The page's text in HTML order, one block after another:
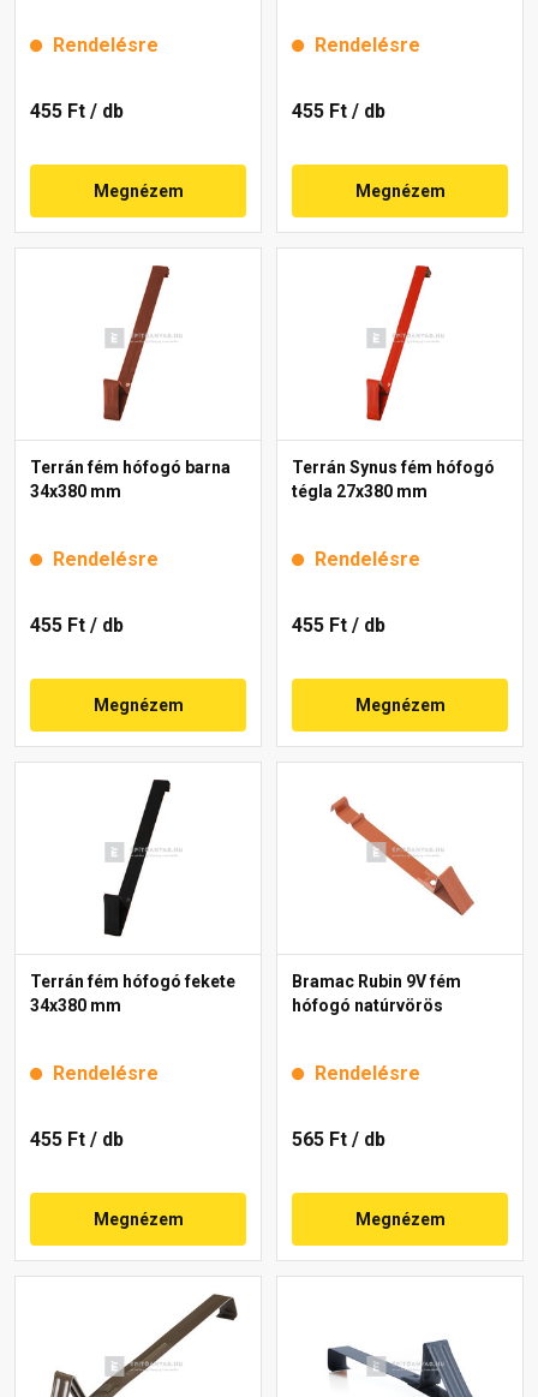
Rendelésre
455 Ft / db
Megnézem
Rendelésre
455 Ft / db
Megnézem
Terrán fém hófogó barna
34x380 mm
Rendelésre
455 Ft / db
Megnézem
Terrán Synus fém hófogó
tégla 27x380 mm
Rendelésre
455 Ft / db
Megnézem
Terrán fém hófogó fekete
34x380 mm
Rendelésre
455 Ft / db
Megnézem
Bramac Rubin 9V fém
hófogó natúrvörös
Rendelésre
565 Ft / db
Megnézem